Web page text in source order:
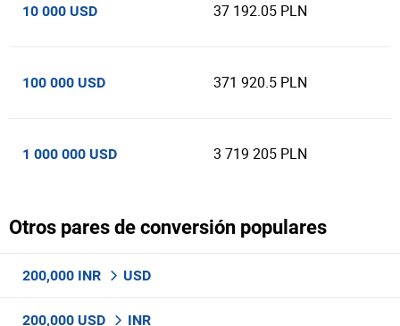
10 000 USD 37 192.05 PLN
100 000 USD 371 920.5 PLN
1 000 000 USD 3 719 205 PLN
Otros pares de conversión populares
200,000 INR USD
200,000 USD INR